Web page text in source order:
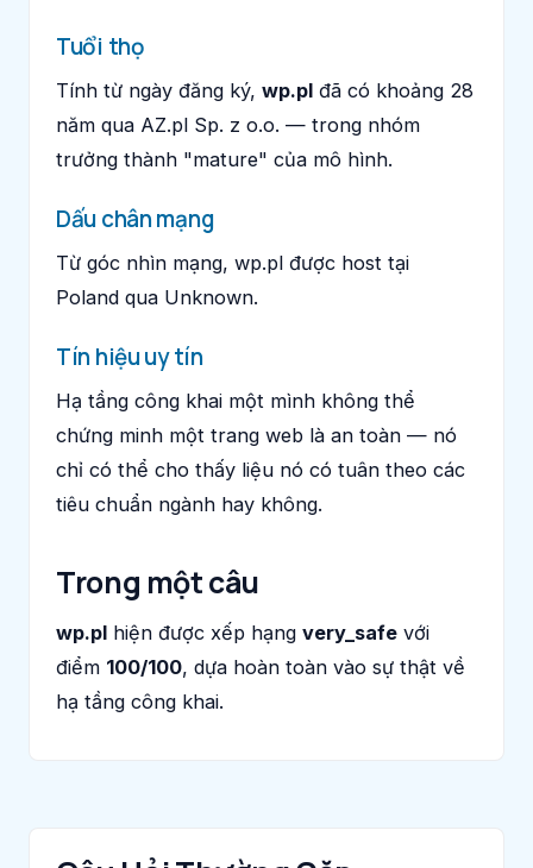
Tuổi thọ
Tính từ ngày đăng ký, wp.pl đã có khoảng 28
năm qua AZ.pl Sp. z o.o. — trong nhóm
trưởng thành "mature" của mô hình.
Dấu chân mạng
Từ góc nhìn mạng, wp.pl được host tại
Poland qua Unknown.
Tín hiệu uy tín
Hạ tầng công khai một mình không thể
chứng minh một trang web là an toàn — nó
chỉ có thể cho thấy liệu nó có tuân theo các
tiêu chuẩn ngành hay không.
Trong một câu
wp.pl hiện được xếp hạng very_safe với
điểm 100/100, dựa hoàn toàn vào sự thật về
hạ tầng công khai.